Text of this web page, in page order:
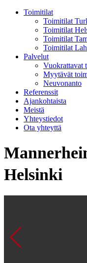
Toimitilat
Toimitilat
Toimitilat
Toimitilat
Toimitilat
Palvelut
Vuokrattavat
Myytävät
Neuvonanto
Referenssit
Ajankohtaista
Meistä
Yhteystiedot
Ota yhteyttä
Helsinki